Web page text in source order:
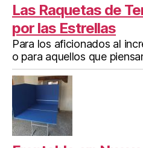
Las Raquetas de
por las Estrellas
Para los aficionados al
o para aquellos que